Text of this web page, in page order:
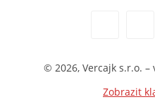
© 2026, Vercajk s.r.o.
Zobrazit